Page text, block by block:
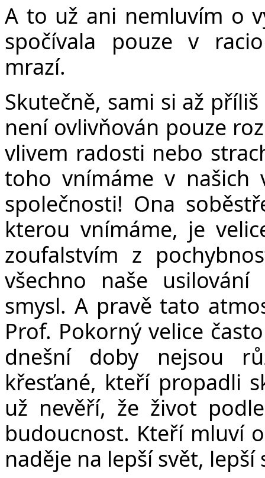
A to už ani nemluvím o
spočívala pouze v
mrazí.
Skutečně, sami si až
není ovlivňován pouze
vlivem radosti nebo
toho vnímáme v našich
společnosti! Ona
kterou vnímáme, je
zoufalstvím z
všechno naše
smysl. A pravě tato
Prof. Pokorný velice
dnešní doby nejsou
křesťané, kteří propadli
už nevěří, že život
budoucnost. Kteří mluví
naděje na lepší svět,